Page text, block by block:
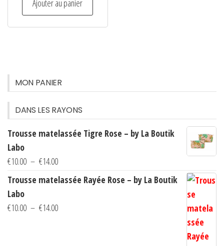
Ajouter au panier
MON PANIER
DANS LES RAYONS
Trousse matelassée Tigre Rose – by La Boutik
Labo
€10.00 – €14.00Plage
de
€10.00
Trousse matelassée Rayée Rose – by La Boutik
Labo
€10.00 – €14.00Plage